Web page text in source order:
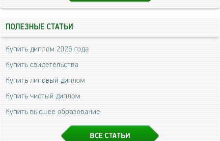
ПОЛЕЗНЫЕ СТАТЬИ
Купить диплом 2026 года
Купить свидетельства
Купить липовый диплом
Купить чистый диплом
Купить высшее образование
ВСЕ СТАТЬИ